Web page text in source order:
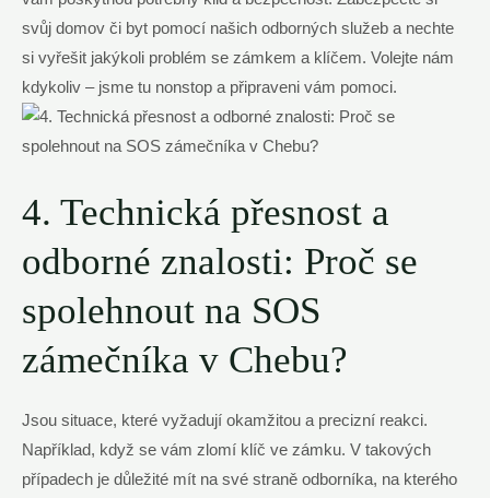
⁤svůj‍ domov či byt pomocí našich⁣ odborných služeb a nechte⁤
si vyřešit jakýkoli ⁣problém ⁢se zámkem a klíčem. Volejte‍ nám
kdykoliv – jsme tu nonstop‌ a ​připraveni ​vám pomoci.
4. Technická ​přesnost ⁢a
odborné znalosti: Proč se
⁢spolehnout na​ SOS
zámečníka v Chebu?
Jsou situace, ⁢které vyžadují okamžitou‌ a precizní ‍reakci.
Například, když⁢ se⁣ vám zlomí klíč ve zámku. ⁤V takových
případech⁢ je důležité mít ‍na své straně ⁣odborníka, na kterého⁢